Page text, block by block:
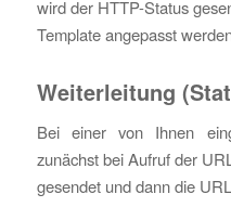
wird der HTTP-Status
Template angepasst
Weiterleitung
Bei einer von Ihnen
zunächst bei Aufruf der
gesendet und dann die